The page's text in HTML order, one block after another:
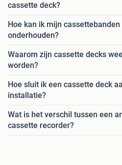
cassette deck?
Hoe kan ik mijn
onderhouden?
Waarom zijn cassette decks
worden?
Hoe sluit ik een cassette deck
installatie?
Wat is het verschil tussen een
cassette recorder?